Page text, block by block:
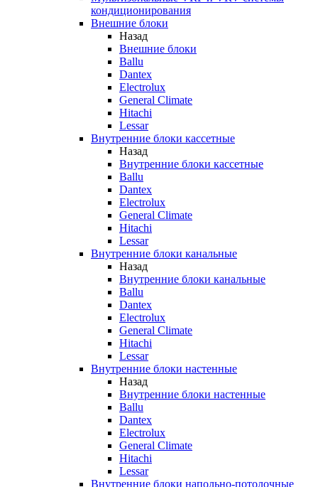
кондиционирования
Внешние блоки
Назад
Внешние блоки
Ballu
Dantex
Electrolux
General Climate
Hitachi
Lessar
Внутренние блоки кассетные
Назад
Внутренние блоки кассетные
Ballu
Dantex
Electrolux
General Climate
Hitachi
Lessar
Внутренние блоки канальные
Назад
Внутренние блоки канальные
Ballu
Dantex
Electrolux
General Climate
Hitachi
Lessar
Внутренние блоки настенные
Назад
Внутренние блоки настенные
Ballu
Dantex
Electrolux
General Climate
Hitachi
Lessar
Внутренние блоки напольно-потолочные